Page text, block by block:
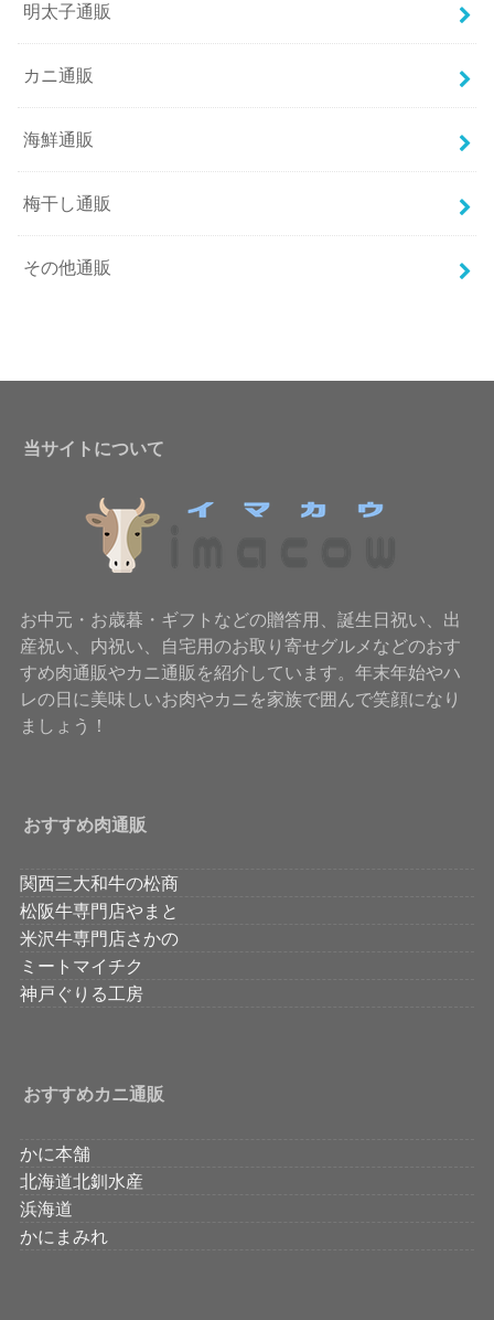
明太子通販
カニ通販
海鮮通販
梅干し通販
その他通販
当サイトについて
お中元・お歳暮・ギフトなどの贈答用、誕生日祝い、出
産祝い、内祝い、自宅用のお取り寄せグルメなどのおす
すめ肉通販やカニ通販を紹介しています。年末年始やハ
レの日に美味しいお肉やカニを家族で囲んで笑顔になり
ましょう！
おすすめ肉通販
関西三大和牛の松商
松阪牛専門店やまと
米沢牛専門店さかの
ミートマイチク
神戸ぐりる工房
おすすめカニ通販
かに本舗
北海道北釧水産
浜海道
かにまみれ